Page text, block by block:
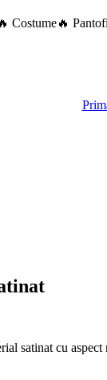
Costume🔥 Pantofi
satinat cu